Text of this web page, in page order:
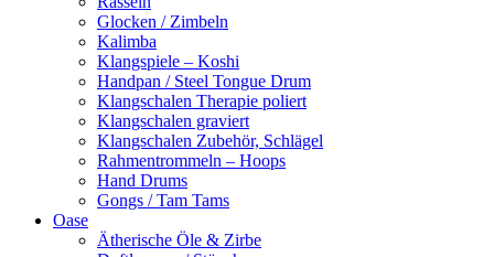
Glocken / Zimbeln
Kalimba
Klangspiele – Koshi
Handpan / Steel Tongue Drum
Klangschalen Therapie poliert
Klangschalen graviert
Klangschalen Zubehör, Schlägel
Rahmentrommeln – Hoops
Hand Drums
Gongs / Tam Tams
Oase
Ätherische Öle & Zirbe